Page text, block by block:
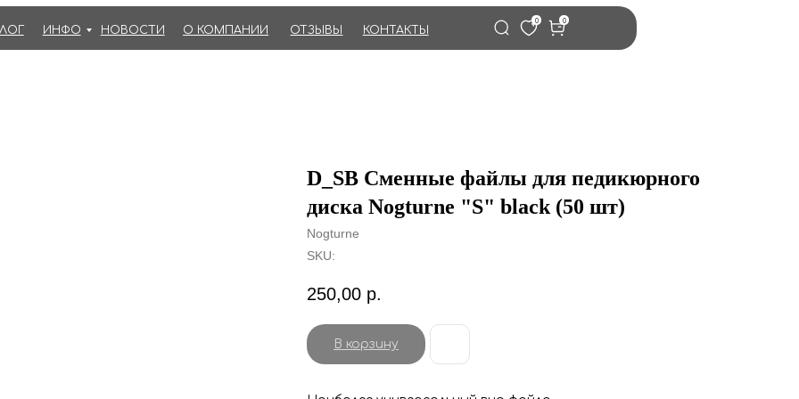
0 0
ИНФО НОВОСТИ О КОМПАНИИ ОТЗЫВЫ КОНТАКТЫ
D_SB Сменные файлы для педикюрного
диска Nogturne "S" black (50 шт)
Nogturne
SKU:
250,00 р.
В корзину